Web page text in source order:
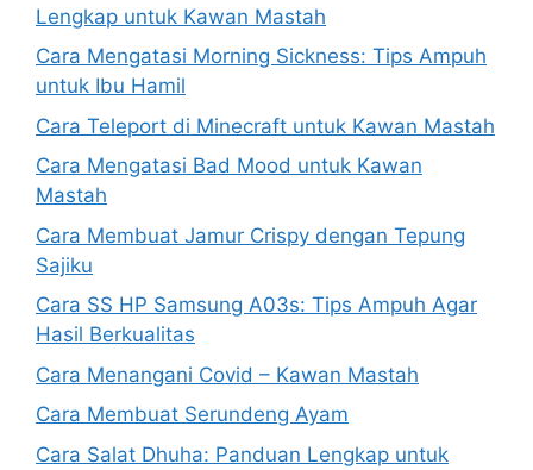
Lengkap untuk Kawan Mastah
Cara Mengatasi Morning Sickness: Tips Ampuh
untuk Ibu Hamil
Cara Teleport di Minecraft untuk Kawan Mastah
Cara Mengatasi Bad Mood untuk Kawan
Mastah
Cara Membuat Jamur Crispy dengan Tepung
Sajiku
Cara SS HP Samsung A03s: Tips Ampuh Agar
Hasil Berkualitas
Cara Menangani Covid – Kawan Mastah
Cara Membuat Serundeng Ayam
Cara Salat Dhuha: Panduan Lengkap untuk